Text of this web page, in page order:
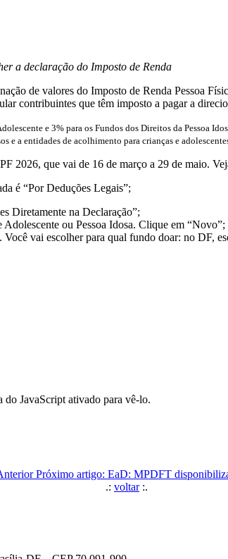
a declaração do Imposto de Renda
de valores do Imposto de Renda Pessoa
contribuintes que têm imposto a pagar a
e 3% para os Fundos dos Direitos da Pessoa
a entidades de acolhimento para crianças e
2026, que vai de 16 de março a 29 de maio.
é “Por Deduções Legais”;
Diretamente na Declaração”;
ou Pessoa Idosa. Clique em “Novo”;
vai escolher para qual fundo doar: no DF,
do JavaScript ativado para vê-lo.
Próximo artigo: EaD: MPDFT
.: voltar:.